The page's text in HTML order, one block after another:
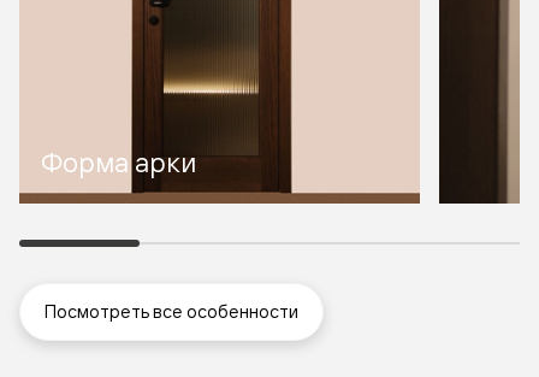
Форма арки
Посмотреть все особенности